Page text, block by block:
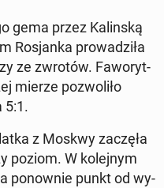
gema przez Ka­lin­ską
Ro­sjan­ka pro­wa­dzi­ła
ze zwrotów. Fa­wo­ryt­
mierze po­zwo­li­ło
5:1.
z Moskwy zaczęła
poziom. W ko­lej­nym
po­now­nie punkt od wy­